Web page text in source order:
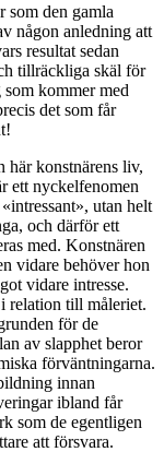
som den gamla
någon anledning att
resultat sedan
tillräckliga skäl för
kommer med
det som får
här konstnärens liv,
ett nyckelfenomen
utan helt
och därför ett
med. Konstnären
vidare behöver hon
vidare intresse.
relation till måleriet.
för de
av slapphet beror
förväntningarna.
innan
ibland får
som de egentligen
att försvara.